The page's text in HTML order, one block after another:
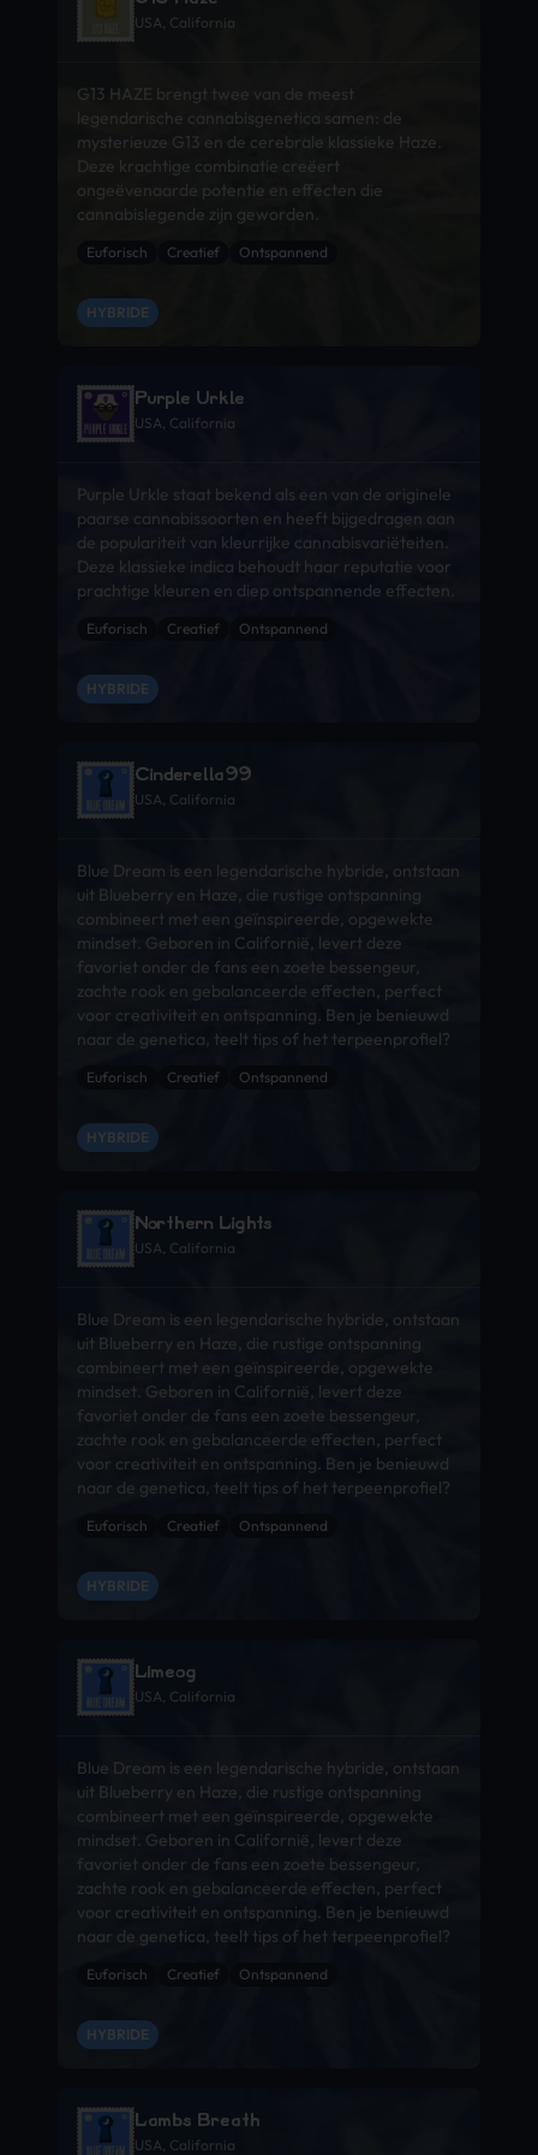
USA, California
G13 HAZE brengt twee van de meest
legendarische cannabisgenetica samen: de
mysterieuze G13 en de cerebrale klassieke Haze.
Deze krachtige combinatie creëert
ongeëvenaarde potentie en effecten die
cannabislegende zijn geworden.
Euforisch Creatief Ontspannend
HYBRIDE
Purple Urkle
USA, California
Purple Urkle staat bekend als een van de originele
paarse cannabissoorten en heeft bijgedragen aan
de populariteit van kleurrijke cannabisvariëteiten.
Deze klassieke indica behoudt haar reputatie voor
prachtige kleuren en diep ontspannende effecten.
Euforisch Creatief Ontspannend
HYBRIDE
Cinderella99
USA, California
Blue Dream is een legendarische hybride, ontstaan
uit Blueberry en Haze, die rustige ontspanning
combineert met een geïnspireerde, opgewekte
mindset. Geboren in Californië, levert deze
favoriet onder de fans een zoete bessengeur,
zachte rook en gebalanceerde effecten, perfect
voor creativiteit en ontspanning. Ben je benieuwd
naar de genetica, teelt tips of het terpeenprofiel?
Euforisch Creatief Ontspannend
HYBRIDE
Northern Lights
USA, California
Blue Dream is een legendarische hybride, ontstaan
uit Blueberry en Haze, die rustige ontspanning
combineert met een geïnspireerde, opgewekte
mindset. Geboren in Californië, levert deze
favoriet onder de fans een zoete bessengeur,
zachte rook en gebalanceerde effecten, perfect
voor creativiteit en ontspanning. Ben je benieuwd
naar de genetica, teelt tips of het terpeenprofiel?
Euforisch Creatief Ontspannend
HYBRIDE
Limeog
USA, California
Blue Dream is een legendarische hybride, ontstaan
uit Blueberry en Haze, die rustige ontspanning
combineert met een geïnspireerde, opgewekte
mindset. Geboren in Californië, levert deze
favoriet onder de fans een zoete bessengeur,
zachte rook en gebalanceerde effecten, perfect
voor creativiteit en ontspanning. Ben je benieuwd
naar de genetica, teelt tips of het terpeenprofiel?
Euforisch Creatief Ontspannend
HYBRIDE
Lambs Breath
USA, California